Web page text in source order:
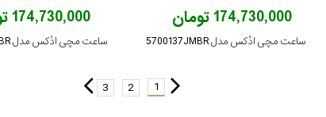
174,730,000 تومان
ساعت مچی ادُکس مدل 5700137JMBR
174,730,000 تومان
ساعت مچی ادُکس مدل 57001357BMBR
1
2
3